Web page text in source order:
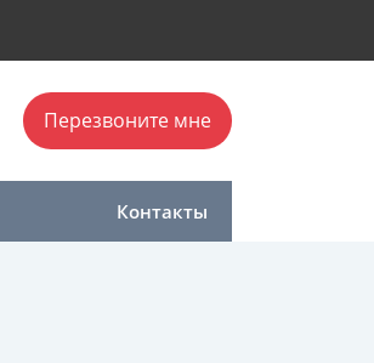
Перезвоните мне
Контакты